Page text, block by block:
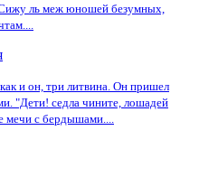
ль меж юношей безумных,
и он, три литвина. Он пришел
"Дети! седла чините, лошадей
мечи с бердышами....